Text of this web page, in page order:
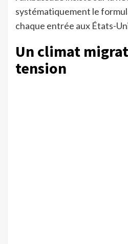
systématiquement le
chaque entrée aux États-
Un climat
tension